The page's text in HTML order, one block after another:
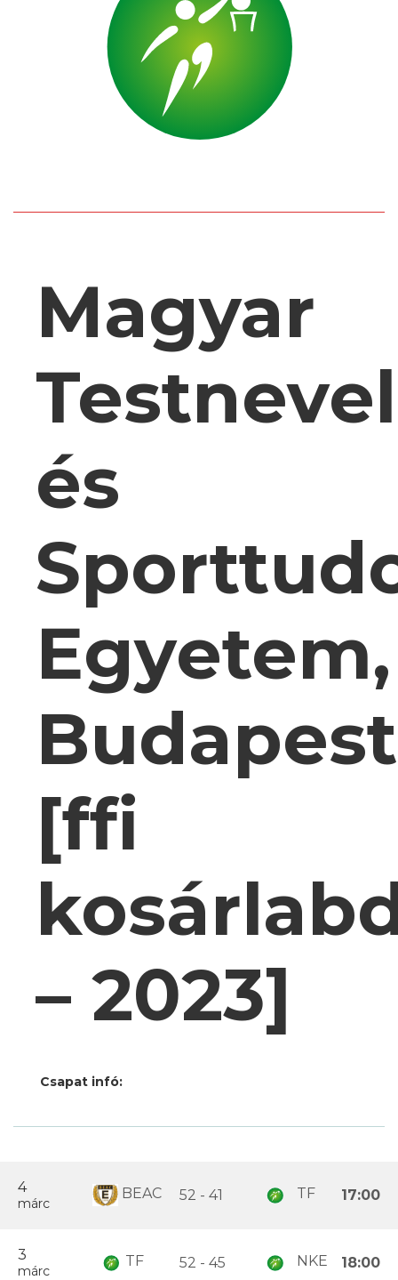
Magyar
és
Egyetem,
Budapest
[ffi
– 2023]
Csapat infó:
4
márc
BEAC 52 - 41 TF 17:00
3
márc
TF 52 - 45 NKE 18:00